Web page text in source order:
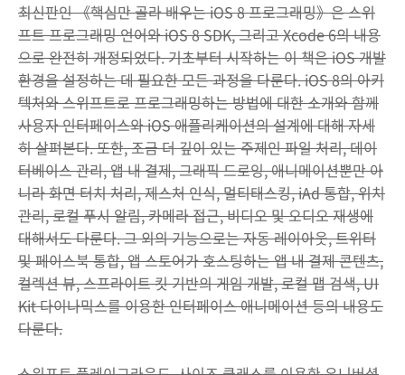
최신판인 《핵심만 골라 배우는 iOS 8 프로그래밍》은 스위
프트 프로그래밍 언어와 iOS 8 SDK, 그리고 Xcode 6의 내용
으로 완전히 개정되었다. 기초부터 시작하는 이 책은 iOS 개발
환경을 설정하는 데 필요한 모든 과정을 다룬다. iOS 8의 아키
텍처와 스위프트로 프로그래밍하는 방법에 대한 소개와 함께
사용자 인터페이스와 iOS 애플리케이션의 설계에 대해 자세
히 살펴본다. 또한, 조금 더 깊이 있는 주제인 파일 처리, 데이
터베이스 관리, 앱 내 결제, 그래픽 드로잉, 애니메이션뿐만 아
니라 화면 터치 처리, 제스처 인식, 멀티태스킹, iAd 통합, 위치
관리, 로컬 푸시 알림, 카메라 접근, 비디오 및 오디오 재생에
대해서도 다룬다. 그 외의 기능으로는 자동 레이아웃, 트위터
및 페이스북 통합, 앱 스토어가 호스팅하는 앱 내 결제 콘텐츠,
컬렉션 뷰, 스프라이트 킷 기반의 게임 개발, 로컬 맵 검색, UI
Kit 다이나믹스를 이용한 인터페이스 애니메이션 등의 내용도
다룬다.